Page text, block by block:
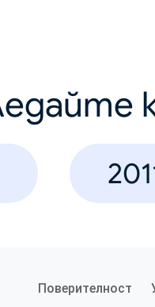
Поверителност